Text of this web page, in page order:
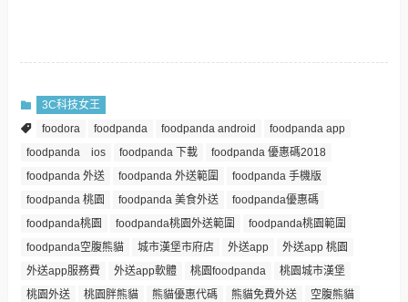
3C科技女王
foodora
foodpanda foodpanda android
foodpanda app
foodpanda ios
foodpanda 下載
foodpanda 優惠碼2018
foodpanda 外送
foodpanda 外送範圍
foodpanda 手機版
foodpanda 桃園
foodpanda 美食外送
foodpanda優惠碼
foodpanda桃園
foodpanda桃園外送範圍
foodpanda桃園範圍
foodpanda空腹熊貓
城市漢堡市府店 外送app
外送app 桃園
外送app服務費
外送app軟體 桃園foodpanda
桃園城市漢堡
桃園外送
桃園胖熊貓 熊貓優惠代碼 熊貓免費外送
空腹熊貓